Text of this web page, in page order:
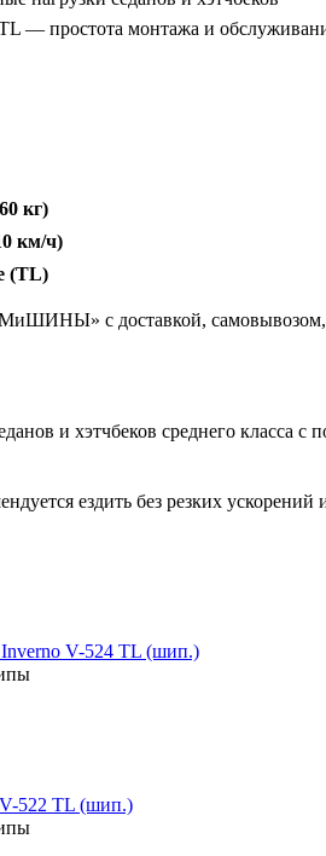
— простота монтажа и
кг)
км/ч)
(TL)
с доставкой,
и хэтчбеков среднего
ездить без резких
Inverno V-524 TL (шип.)
522 TL (шип.)